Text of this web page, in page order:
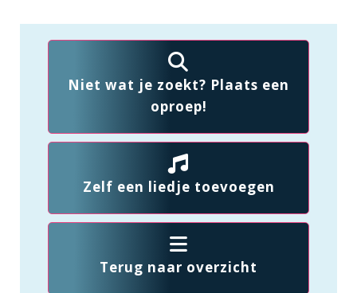
Niet wat je zoekt? Plaats een
oproep!
Zelf een liedje toevoegen
Terug naar overzicht